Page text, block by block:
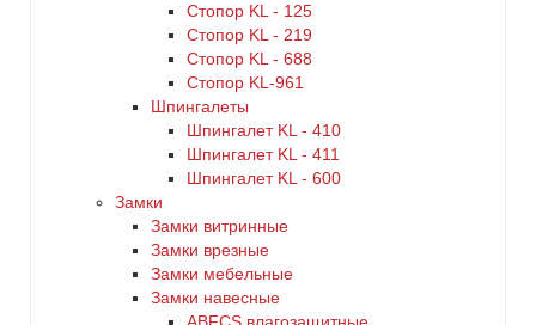
Стопор KL - 125
Стопор KL - 219
Стопор KL - 688
Стопор KL-961
Шпингалеты
Шпингалет KL - 410
Шпингалет KL - 411
Шпингалет KL - 600
Замки
Замки витринные
Замки врезные
Замки мебельные
Замки навесные